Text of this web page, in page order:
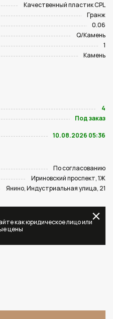
Качественный пластик CPL
Гранж
0.06
Q/Камень
1
Камень
4
Под заказ
10.08.2026 05:36
По согласованию
Ириновский проспект, 1Ж
Янино, Индустриальная улица, 21
как юридическое лицо или
цены